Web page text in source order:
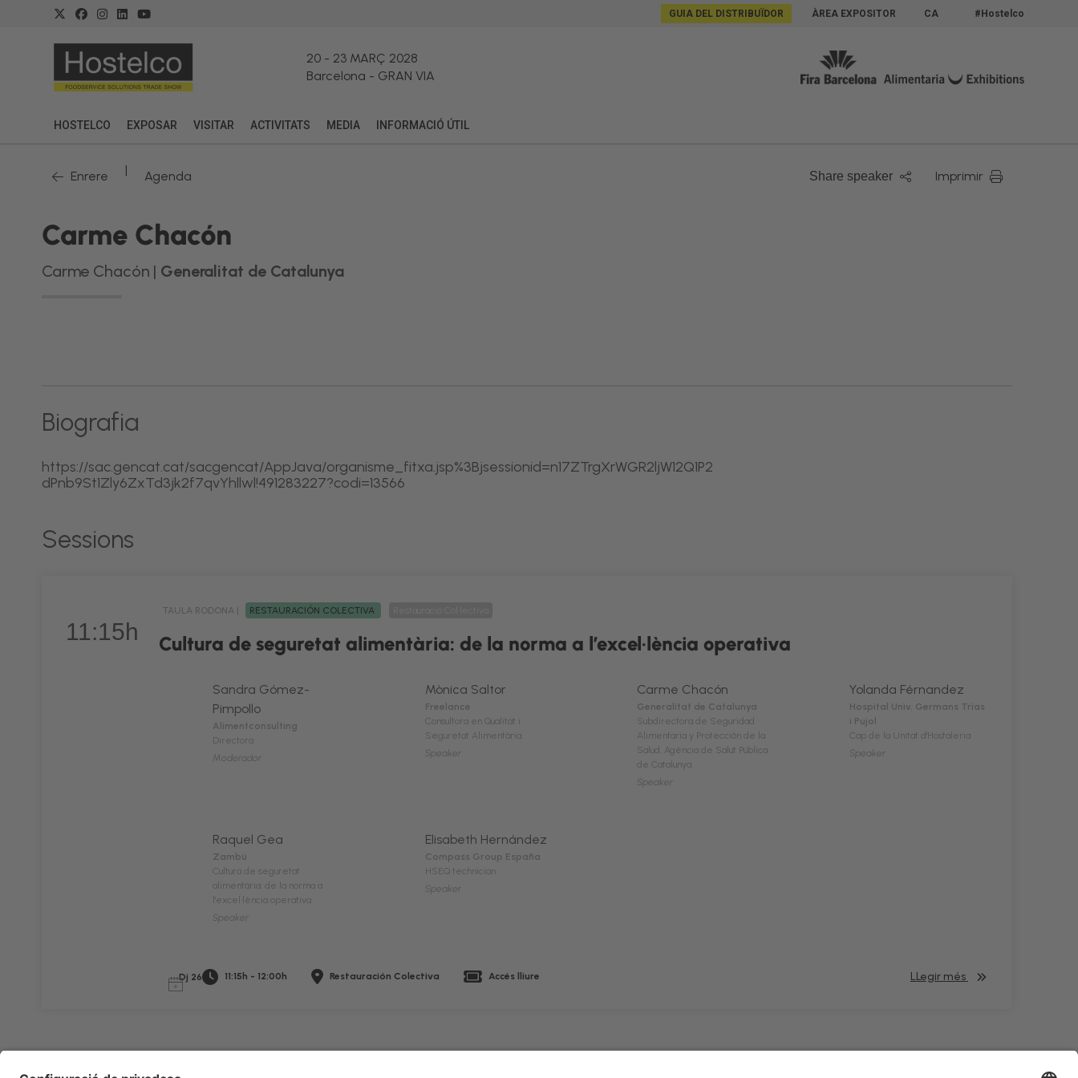
GUIA DEL DISTRIBUÏDOR ÀREA EXPOSITOR CA #Hostelco
20- 23 MARÇ 2028
Barcelona - GRAN VIA
HOSTELCO EXPOSAR VISITAR ACTIVITATS MEDIA INFORMACIÓ ÚTIL
Enrere | Agenda Share speaker Imprimir
Carme Chacón
Carme Chacón | Generalitat de Catalunya
Biografia
https://sac.gencat.cat/sacgencat/AppJava/organisme_fitxa.jsp%3Bjsessionid=n17ZTrgXrWGR2ljW12Q1P2
dPnb9St1Zly6ZxTd3jk2f7qvYhllwl!491283227?codi=13566
Sessions
11:15h
TAULA RODONA | RESTAURACIÓN COLECTIVA
Cultura de seguretat alimentària: de la norma a l’excel·lència operativa
Yolanda Férnandez
Hospital Univ. Germans Trías
i Pujol
Cap de la Unitat d'Hostaleria
Speaker
Mònica Saltor
Freelance
Consultora en Qualitat i
Seguretat Alimentària.
Speaker
Sandra Gómez-
Pimpollo
Alimentconsulting
Directora
Moderador
Carme Chacón
Generalitat de Catalunya
Subdirectora de Seguridad
Alimentaria y Protección de la
Salud. Agència de Salut Pública
de Catalunya.
Speaker
Raquel Gea
Zambú
Cultura de seguretat
alimentària: de la norma a
l'excel·lència operativa
Speaker
Elisabeth Hernández
Compass Group España
HSEQ technician
Speaker
Dj 26 11:15h - 12:00h Restauración Colectiva Accés lliure LLegir més